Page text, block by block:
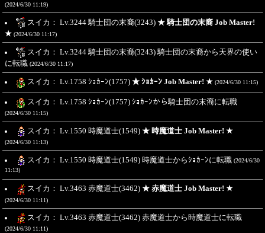
(2024/6/30 11:19)
スイカ： Lv.3244 騎士団の末裔(3243) ★ 騎士団の末裔 Job Master!
★ (2024/6/30 11:17)
スイカ： Lv.3244 騎士団の末裔(3243) 騎士団の末裔から天界の使い
に転職 (2024/6/30 11:17)
スイカ： Lv.1758 ｼｮｶｰﾝ(1757) ★ ｼｮｶｰﾝ Job Master! ★ (2024/6/30 11:15)
スイカ： Lv.1758 ｼｮｶｰﾝ(1757) ｼｮｶｰﾝから騎士団の末裔に転職
(2024/6/30 11:15)
スイカ： Lv.1550 時魔道士(1549) ★ 時魔道士 Job Master! ★
(2024/6/30 11:13)
スイカ： Lv.1550 時魔道士(1549) 時魔道士からｼｮｶｰﾝに転職 (2024/6/30
11:13)
スイカ： Lv.3463 赤魔道士(3462) ★ 赤魔道士 Job Master! ★
(2024/6/30 11:11)
スイカ： Lv.3463 赤魔道士(3462) 赤魔道士から時魔道士に転職
(2024/6/30 11:11)